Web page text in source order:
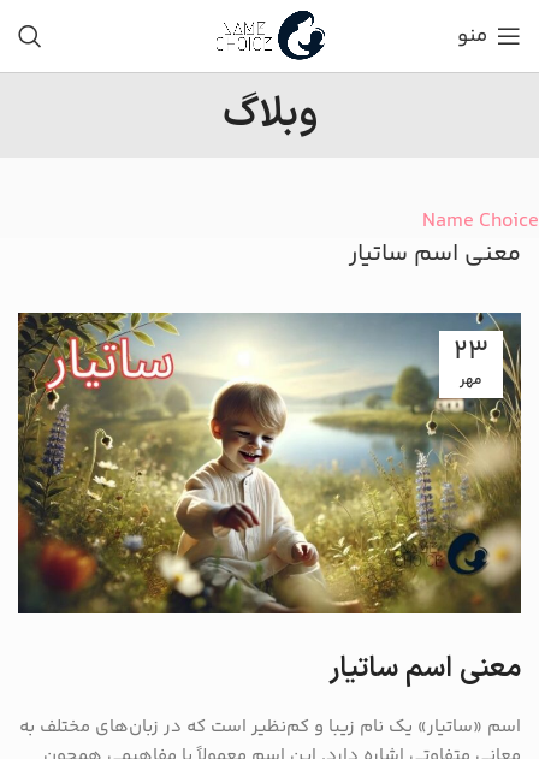
منو
وبلاگ
Name Choice
معنی اسم ساتیار
23
مهر
معنی اسم ساتیار
اسم «ساتیار» یک نام زیبا و کم‌نظیر است که در زبان‌های مختلف به